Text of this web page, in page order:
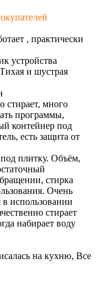
, практически
устройства
и шустрая
стирает, много
программы,
контейнер под
есть защита от
плитку. Объём,
стирка
Очень
использовании
стирает
набирает воду
на кухню, Все